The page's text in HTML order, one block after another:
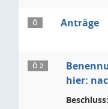
Ö Anträge
Ö 2
hier:
Beschluss: